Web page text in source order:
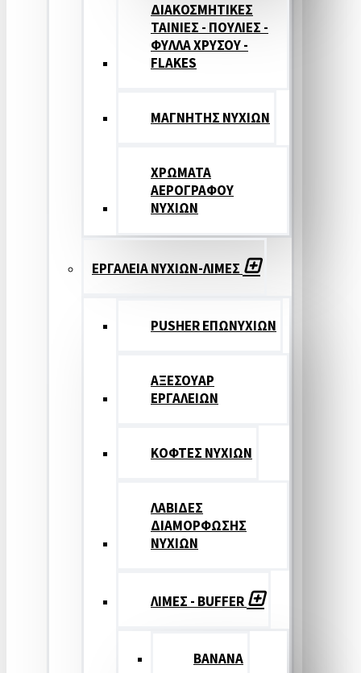
ΔΙΑΚΟΣΜΗΤΙΚΕΣ
ΤΑΙΝΙΕΣ - ΠΟΥΛΙΕΣ -
ΦΥΛΛΑ ΧΡΥΣΟΥ -
FLAKES
ΜΑΓΝΗΤΗΣ ΝΥΧΙΩΝ
ΧΡΩΜΑΤΑ
ΑΕΡΟΓΡΑΦΟΥ
ΝΥΧΙΩΝ
ΕΡΓΑΛΕΙΑ ΝΥΧΙΩΝ-ΛΙΜΕΣ
PUSHER ΕΠΩΝΥΧΙΩΝ
ΑΞΕΣΟΥΑΡ
ΕΡΓΑΛΕΙΩΝ
ΚΟΦΤΕΣ ΝΥΧΙΩΝ
ΛΑΒΙΔΕΣ
ΔΙΑΜΟΡΦΩΣΗΣ
ΝΥΧΙΩΝ
ΛΙΜΕΣ - BUFFER
BANANA